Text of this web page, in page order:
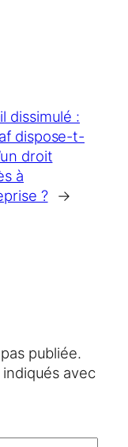
dissimulé :
dispose-t-
droit
à
?
→
publiée.
avec